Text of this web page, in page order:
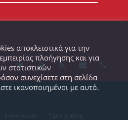
αποκλειστικά για την
πλοήγησης και για
στατιστικών
συνεχίσετε στη σελίδα
ικανοποιημένοι με αυτό.